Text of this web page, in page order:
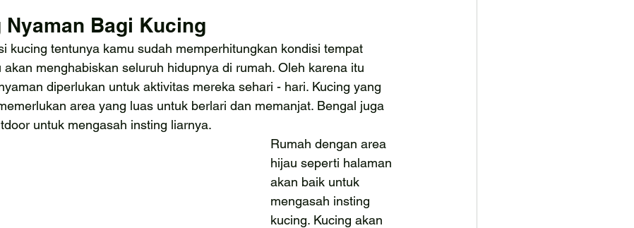
Nyaman Bagi Kucing
kucing tentunya kamu sudah memperhitungkan kondisi tempat
akan menghabiskan seluruh hidupnya di rumah. Oleh karena itu
diperlukan untuk aktivitas mereka sehari - hari. Kucing yang
area yang luas untuk berlari dan memanjat. Bengal juga
untuk mengasah insting liarnya.
Rumah dengan area
hijau seperti halaman
akan baik untuk
mengasah insting
kucing. Kucing akan